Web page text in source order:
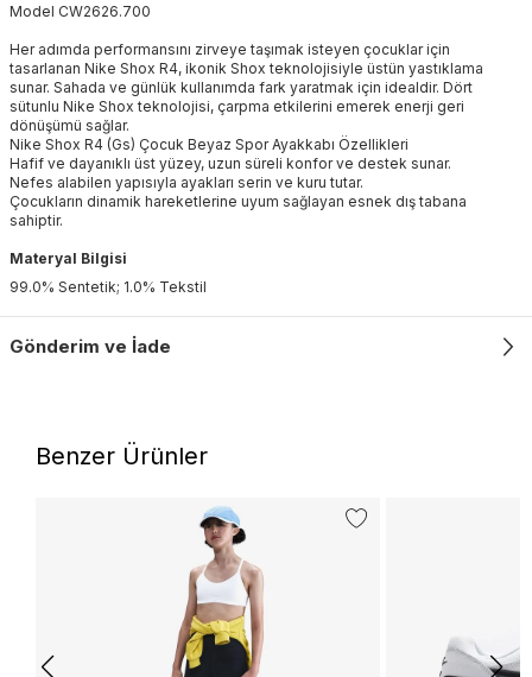
Model CW2626.700
Her adımda performansını zirveye taşımak isteyen çocuklar için
tasarlanan Nike Shox R4, ikonik Shox teknolojisiyle üstün yastıklama
sunar. Sahada ve günlük kullanımda fark yaratmak için idealdir. Dört
sütunlu Nike Shox teknolojisi, çarpma etkilerini emerek enerji geri
dönüşümü sağlar.
Nike Shox R4 (Gs) Çocuk Beyaz Spor Ayakkabı Özellikleri
Hafif ve dayanıklı üst yüzey, uzun süreli konfor ve destek sunar.
Nefes alabilen yapısıyla ayakları serin ve kuru tutar.
Çocukların dinamik hareketlerine uyum sağlayan esnek dış tabana
sahiptir.
Materyal Bilgisi
99.0% Sentetik; 1.0% Tekstil
Gönderim ve İade
Benzer Ürünler